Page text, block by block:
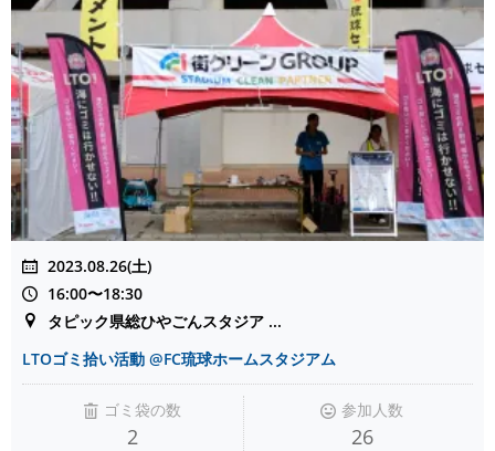
2023.08.26(土)
16:00〜18:30
タピック県総ひやごんスタジア ...
LTOゴミ拾い活動 @FC琉球ホームスタジアム
ゴミ袋の数
2
参加人数
26